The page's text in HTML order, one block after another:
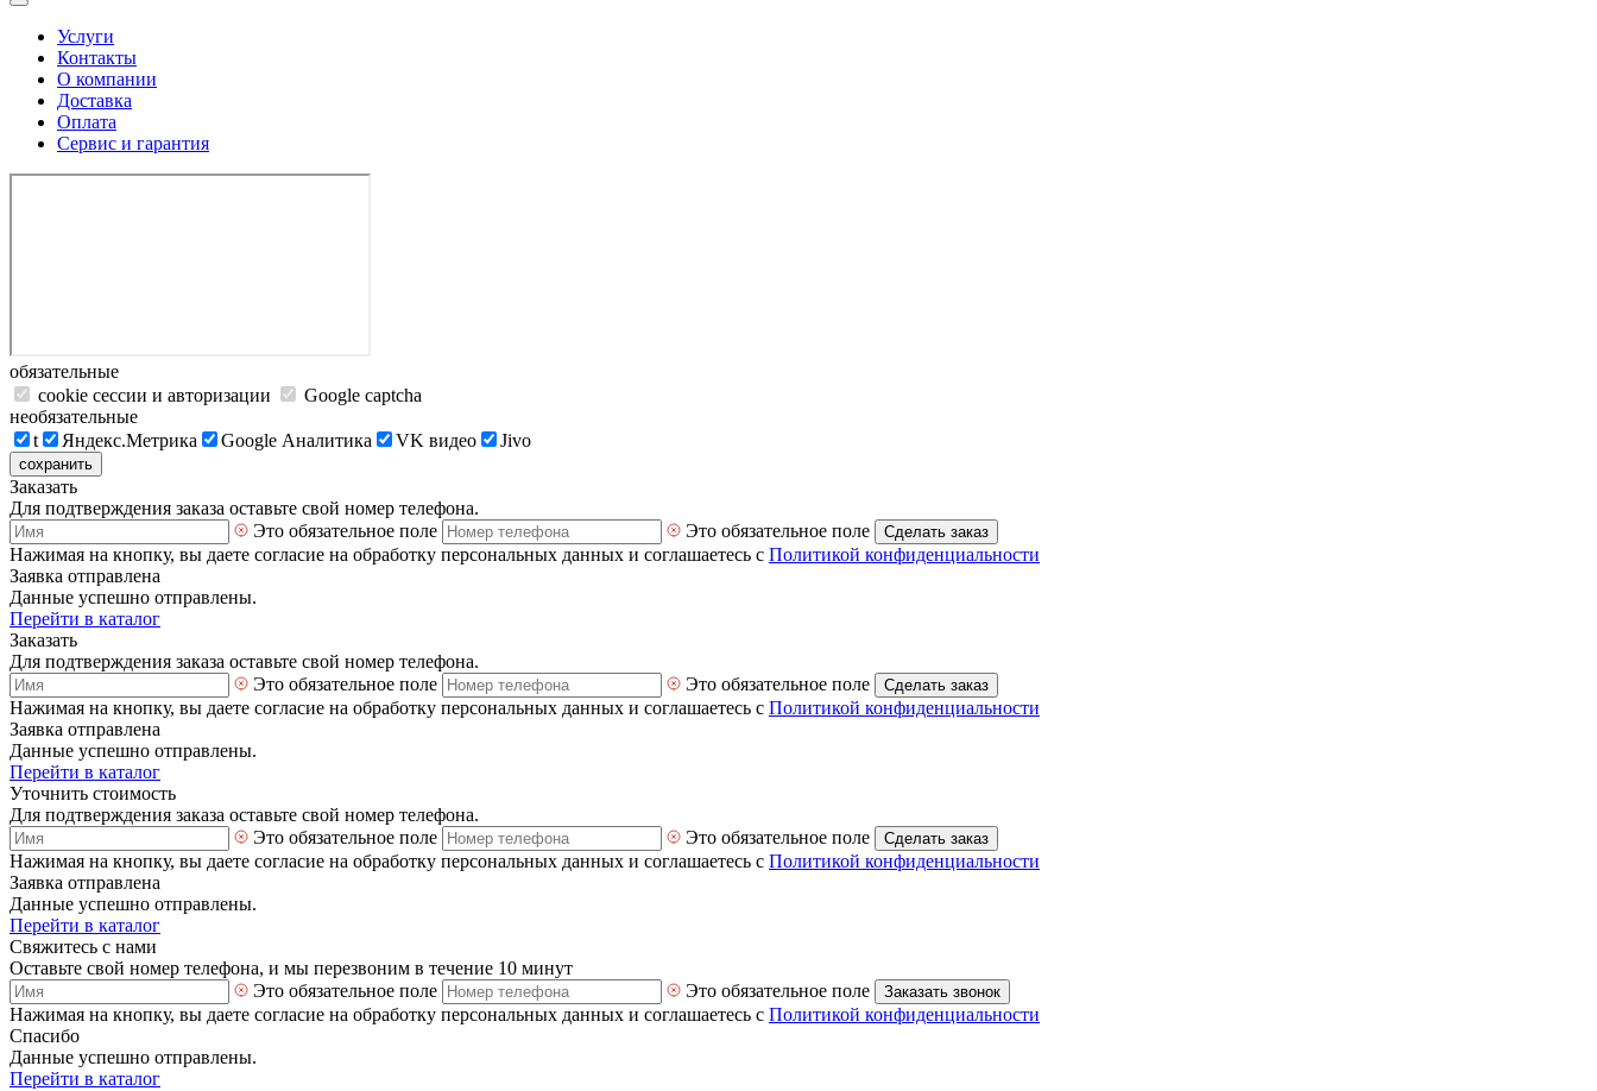
Услуги
Контакты
О компании
Доставка
Оплата
Сервис и гарантия
обязательные
cookie сессии и авторизации
Google captcha
необязательные
t
Яндекс.Метрика Google Аналитика VK видео Jivo
сохранить
Заказать
Для подтверждения заказа оставьте свой номер телефона.
Это обязательное поле
Это обязательное поле Сделать заказ
Нажимая на кнопку, вы даете согласие на обработку персональных данных и соглашаетесь с Политикой конфиденциальности
Заявка отправлена
Данные успешно отправлены.
Перейти в каталог
Заказать
Для подтверждения заказа оставьте свой номер телефона.
Это обязательное поле
Это обязательное поле Сделать заказ
Нажимая на кнопку, вы даете согласие на обработку персональных данных и соглашаетесь с Политикой конфиденциальности
Заявка отправлена
Данные успешно отправлены.
Перейти в каталог
Уточнить стоимость
Для подтверждения заказа оставьте свой номер телефона.
Это обязательное поле
Это обязательное поле Сделать заказ
Нажимая на кнопку, вы даете согласие на обработку персональных данных и соглашаетесь с Политикой конфиденциальности
Заявка отправлена
Данные успешно отправлены.
Перейти в каталог
Свяжитесь с нами
Оставьте свой номер телефона, и мы перезвоним в течение 10 минут
Это обязательное поле
Это обязательное поле Заказать звонок
Нажимая на кнопку, вы даете согласие на обработку персональных данных и соглашаетесь с Политикой конфиденциальности
Спасибо
Данные успешно отправлены.
Перейти в каталог